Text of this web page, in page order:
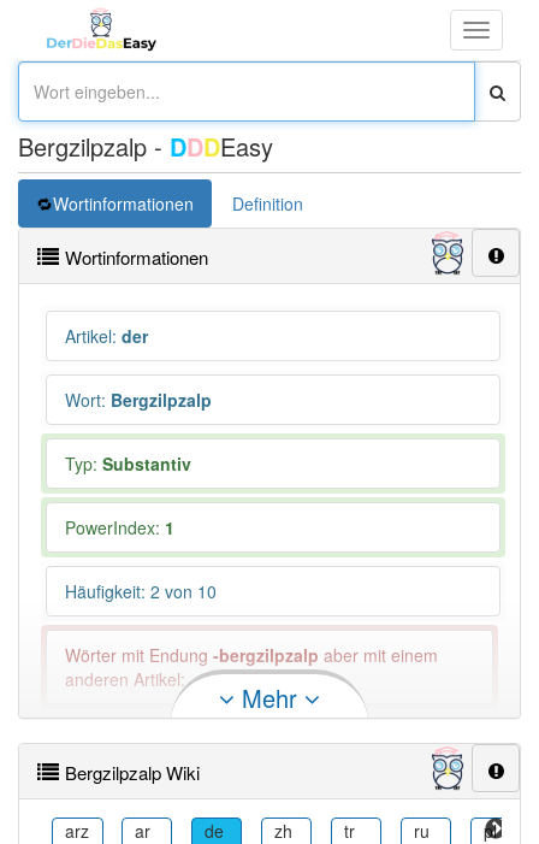
Toggle
Bergzilpzalp - DDDEasy
Wortinformationen Definition
Wortinformationen
Artikel: der
Wort: Bergzilpzalp
Typ: Substantiv
PowerIndex: 1
Häufigkeit: 2 von 10
Wörter mit Endung -bergzilpzalp aber mit einem
anderen Artikel: -1
88% unserer Spielapp-Nutzer haben den Artikel
korrekt erraten.
Mehr
Bergzilpzalp Wiki
arz ar de zh tr ru pl